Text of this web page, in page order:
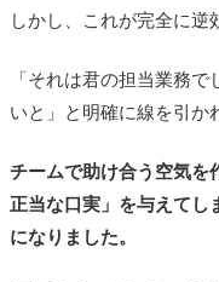
しかし、これが完全に逆
「それは君の担当業務
いと」と明確に線を引か
チームで助け合う空気を
正当な口実」を与えてし
になりました。